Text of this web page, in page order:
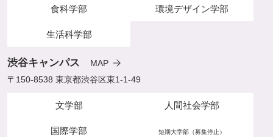
食科学部 環境デザイン学部
生活科学部
渋谷キャンパス
MAP
〒150-8538 東京都渋谷区東1-1-49
文学部 人間社会学部
国際学部 短期大学部（募集停止）